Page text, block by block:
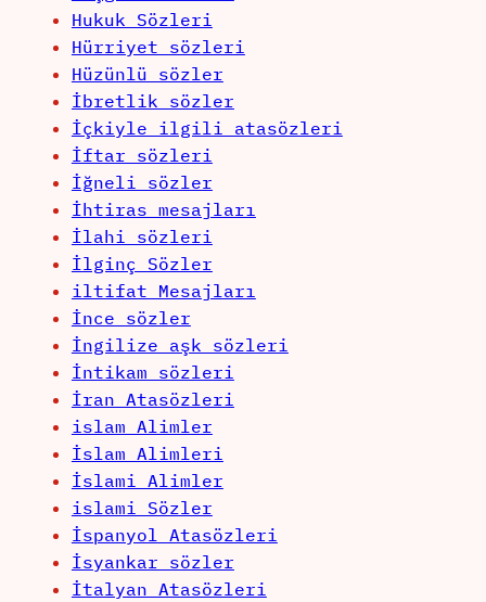
Hukuk Sözleri
Hürriyet sözleri
Hüzünlü sözler
İbretlik sözler
İçkiyle ilgili atasözleri
İftar sözleri
İğneli sözler
İhtiras mesajları
İlahi sözleri
İlginç Sözler
iltifat Mesajları
İnce sözler
İngilize aşk sözleri
İntikam sözleri
İran Atasözleri
islam Alimler
İslam Alimleri
İslami Alimler
islami Sözler
İspanyol Atasözleri
İsyankar sözler
İtalyan Atasözleri